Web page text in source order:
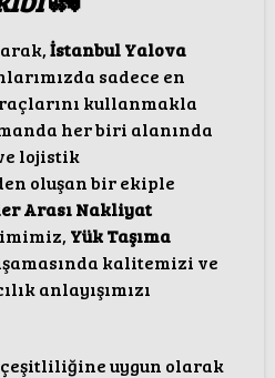
İstanbul Yalova
sadece en
kullanmakla
her biri alanında
lojistik
oluşan bir ekiple
Arası Nakliyat
Yük Taşıma
kalitemizi ve
anlayışımızı
uygun olarak